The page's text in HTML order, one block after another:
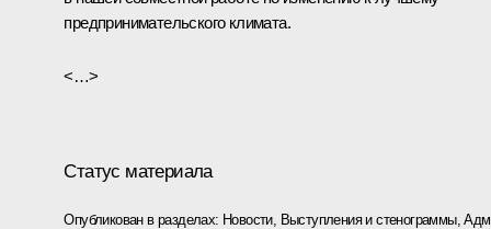
предпринимательского климата.
<…>
Статус материала
Опубликован в разделах: Новости, Выступления и стенограммы,